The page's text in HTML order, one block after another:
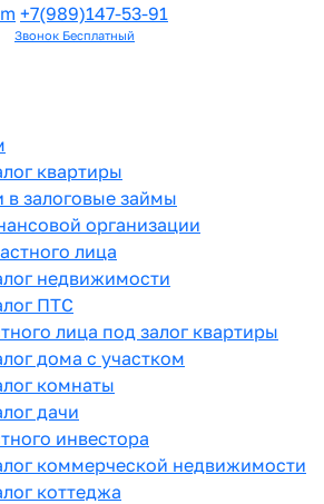
+7(989)147-53-91
Звонок Бесплатный
квартиры
в залоговые займы
организации
лица
недвижимости
ПТС
лица под залог квартиры
дома с участком
комнаты
дачи
инвестора
коммерческой недвижимости
коттеджа